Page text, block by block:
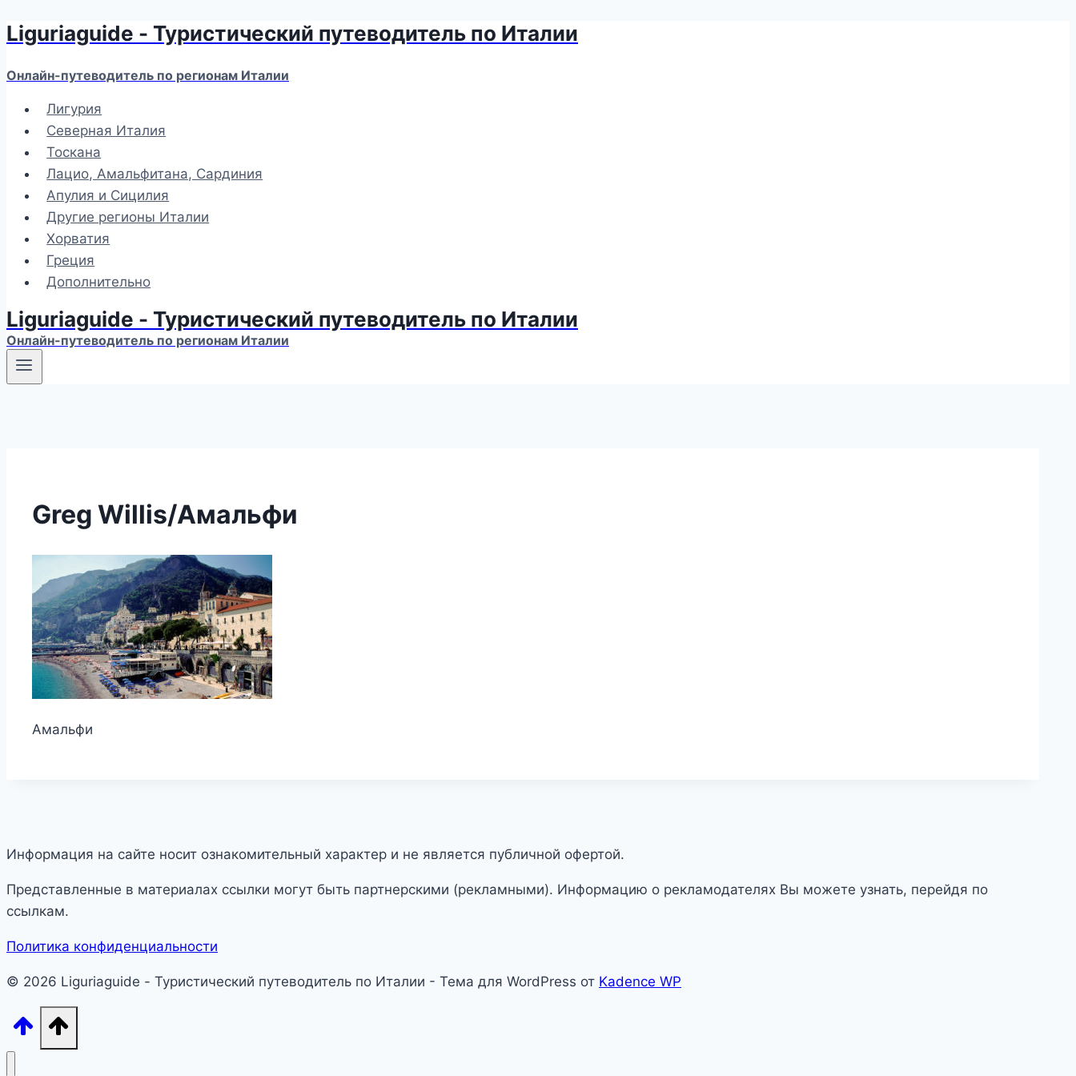
Перейти
содержимому
Liguriaguide - Туристический путеводитель по Италии
Онлайн-путеводитель по регионам Италии
Лигурия
Северная Италия
Тоскана
Лацио, Амальфитана, Сардиния
Апулия и Сицилия
Другие регионы Италии
Хорватия
Греция
Дополнительно
Liguriaguide - Туристический путеводитель по Италии
Онлайн-путеводитель по регионам Италии
Greg Willis/Амальфи
Амальфи
Информация на сайте носит ознакомительный характер и не является публичной офертой.
Представленные в материалах ссылки могут быть партнерскими (рекламными). Информацию о рекламодателях Вы можете узнать, перейдя по
ссылкам.
Политика конфиденциальности
© 2026 Liguriaguide - Туристический путеводитель по Италии - Тема для WordPress от Kadence WP